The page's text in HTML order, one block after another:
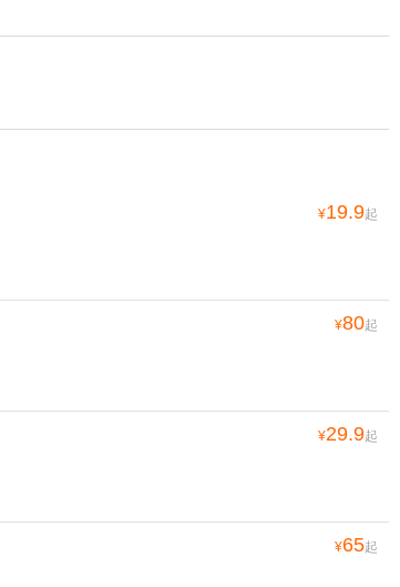
¥19.9起
¥80起
¥29.9起
¥65起